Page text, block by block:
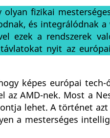
fizikai
és integrálódnak
ezek a rendszerek
nyit az
képes európai tech-
AMD-nek. Most a
lehet. A történet azt
a mesterséges